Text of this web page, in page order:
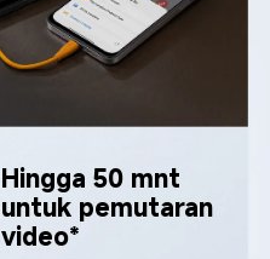
Hingga 50 mnt
untuk pemutaran
video*